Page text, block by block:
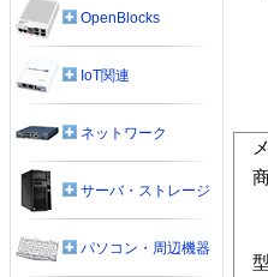
OpenBlocks
IoT関連
ネットワーク
サーバ・ストレージ
パソコン・周辺機器